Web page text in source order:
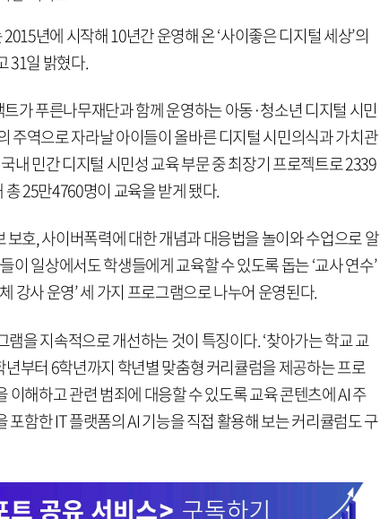
년에 시작해 10년간 운영해 온 ‘사이좋은 디지털 세상’의
31일 밝혔다.
가 푸른나무재단과 함께 운영하는 아동·청소년 디지털 시민
주역으로 자라날 아이들이 올바른 디지털 시민의식과 가치관
내 민간 디지털 시민성 교육 부문 중 최장기 프로젝트로 2339
25만4760명이 교육을 받게 됐다.
호, 사이버폭력에 대한 개념과 대응법을 놀이와 수업으로 알
이 일상에서도 학생들에게 교육할 수 있도록 돕는 ‘교사 연수’
강사 운영’ 세 가지 프로그램으로 나누어 운영된다.
을 지속적으로 개선하는 것이 특징이다. ‘찾아가는 학교 교
년부터 6학년까지 학년별 맞춤형 커리큘럼을 제공하는 프로
이해하고 관련 범죄에 대응할 수 있도록 교육 콘텐츠에 AI 주
포함한 IT 플랫폼의 AI 기능을 직접 활용해 보는 커리큘럼도 구